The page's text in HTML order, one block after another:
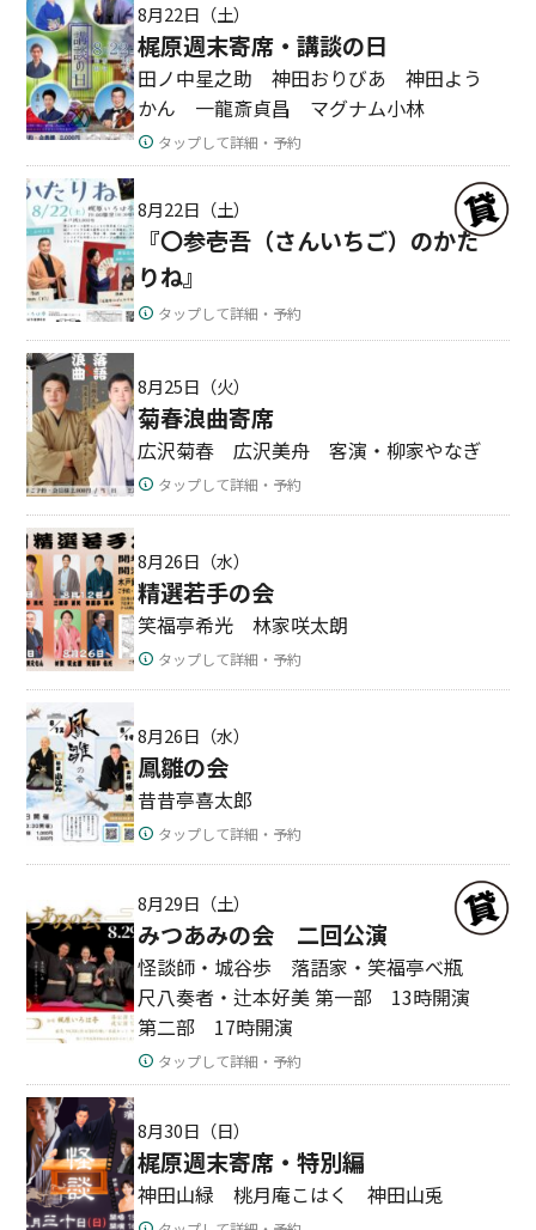
8月22日（土）
梶原週末寄席・講談の日
田ノ中星之助 神田おりびあ 神田よう
かん 一龍斎貞昌 マグナム小林
タップして詳細・予約
8月22日（土）
『〇参壱吾（さんいちご）のかた
りね』
タップして詳細・予約
8月25日（火）
菊春浪曲寄席
広沢菊春 広沢美舟 客演・柳家やなぎ
タップして詳細・予約
8月26日（水）
精選若手の会
笑福亭希光 林家咲太朗
タップして詳細・予約
8月26日（水）
鳳雛の会
昔昔亭喜太郎
タップして詳細・予約
8月29日（土）
みつあみの会 二回公演
怪談師・城谷歩 落語家・笑福亭べ瓶
尺八奏者・辻本好美 第一部 13時開演
第二部 17時開演
タップして詳細・予約
8月30日（日）
梶原週末寄席・特別編
神田山緑 桃月庵こはく 神田山兎